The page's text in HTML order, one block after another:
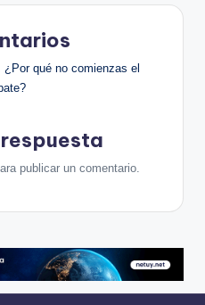
qué no comienzas el
publicar un comentario.